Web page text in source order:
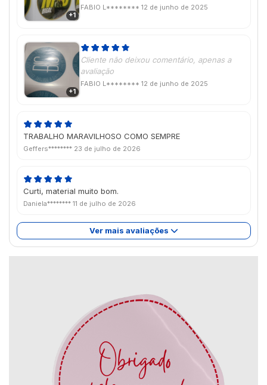
+1
FABIO L******** 12 de junho de 2025
+1
Cliente não deixou comentário, apenas a
avaliação
FABIO L******** 12 de junho de 2025
TRABALHO MARAVILHOSO COMO SEMPRE
Geffers******** 23 de julho de 2026
Curti, material muito bom.
Daniela******** 11 de julho de 2026
Ver mais avaliações